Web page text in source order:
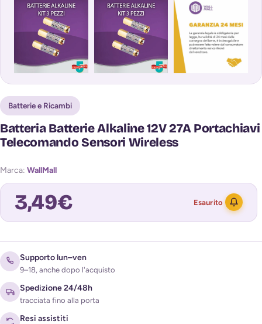
Batterie e Ricambi
Batteria Batterie Alkaline 12V 27A Portachiavi
Telecomando Sensori Wireless
Marca: WallMall
3,49€ Esaurito
Supporto lun–ven
9–18, anche dopo l'acquisto
Spedizione 24/48h
tracciata fino alla porta
Resi assistiti